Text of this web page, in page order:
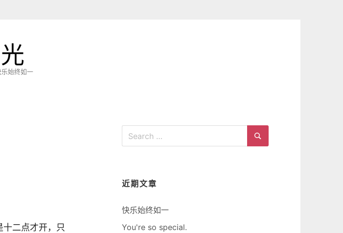
光
乐始终如一
二点才开，只
Search
近期文章
快乐始终如一
You're so special.